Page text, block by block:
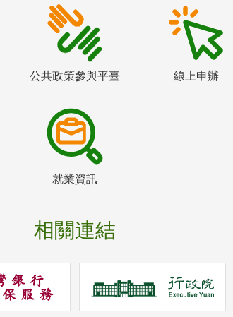
公共政策參與平臺 線上申辦
就業資訊
相關連結